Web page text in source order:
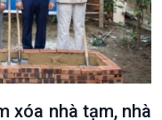
xóa nhà tạm, nhà